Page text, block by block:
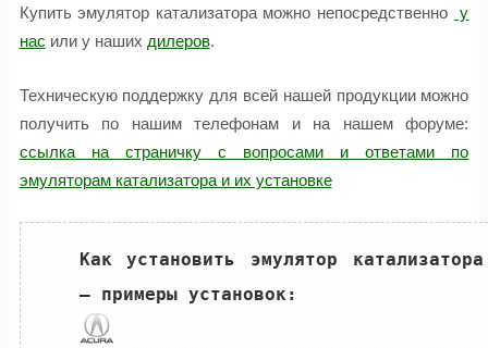
Купить эмулятор катализатора можно непосредственно
у
нас или у наших дилеров.
Техническую поддержку для всей нашей продукции можно
получить по нашим телефонам и на нашем форуме:
ссылка на страничку с вопросами и ответами по
эмуляторам катализатора и их установке
Как установить эмулятор катализатора